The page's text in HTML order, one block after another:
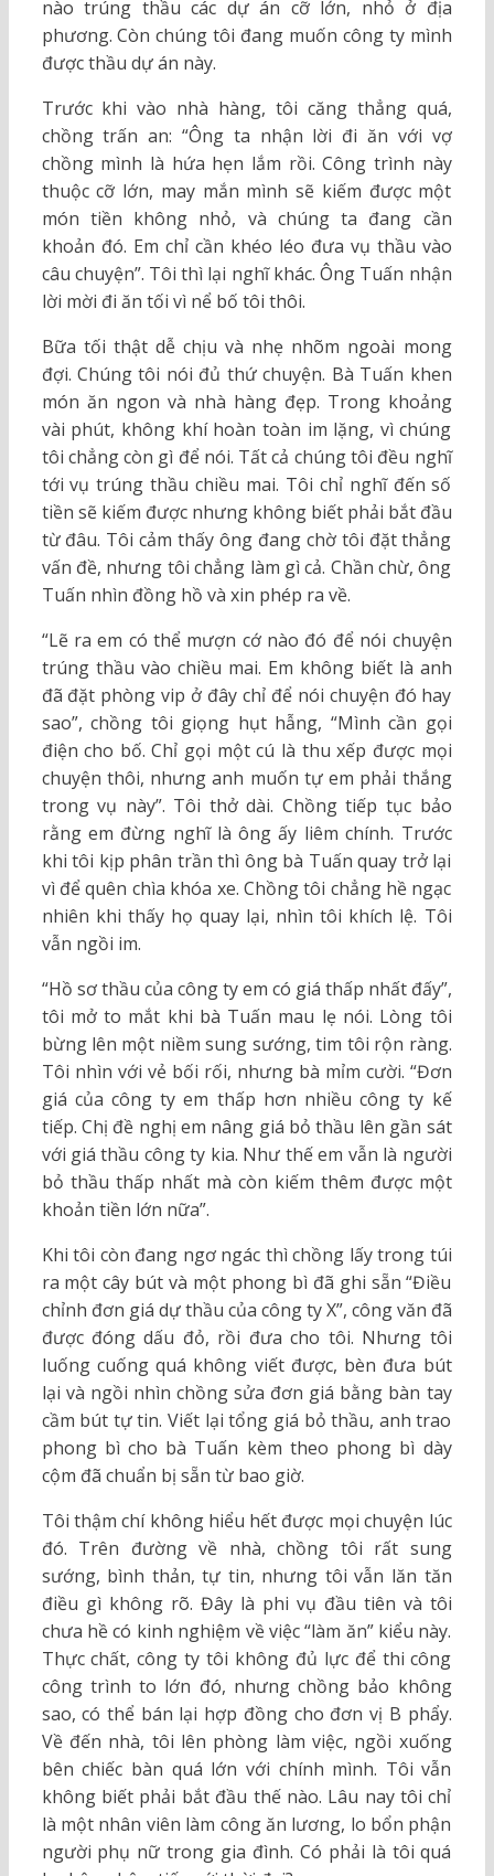
nào trúng thầu các dự án cỡ lớn, nhỏ ở địa
phương. Còn chúng tôi đang muốn công ty mình
được thầu dự án này.
Trước khi vào nhà hàng, tôi căng thẳng quá,
chồng trấn an: “Ông ta nhận lời đi ăn với vợ
chồng mình là hứa hẹn lắm rồi. Công trình này
thuộc cỡ lớn, may mắn mình sẽ kiếm được một
món tiền không nhỏ, và chúng ta đang cần
khoản đó. Em chỉ cần khéo léo đưa vụ thầu vào
câu chuyện”. Tôi thì lại nghĩ khác. Ông Tuấn nhận
lời mời đi ăn tối vì nể bố tôi thôi.
Bữa tối thật dễ chịu và nhẹ nhõm ngoài mong
đợi. Chúng tôi nói đủ thứ chuyện. Bà Tuấn khen
món ăn ngon và nhà hàng đẹp. Trong khoảng
vài phút, không khí hoàn toàn im lặng, vì chúng
tôi chẳng còn gì để nói. Tất cả chúng tôi đều nghĩ
tới vụ trúng thầu chiều mai. Tôi chỉ nghĩ đến số
tiền sẽ kiếm được nhưng không biết phải bắt đầu
từ đâu. Tôi cảm thấy ông đang chờ tôi đặt thẳng
vấn đề, nhưng tôi chẳng làm gì cả. Chần chừ, ông
Tuấn nhìn đồng hồ và xin phép ra về.
“Lẽ ra em có thể mượn cớ nào đó để nói chuyện
trúng thầu vào chiều mai. Em không biết là anh
đã đặt phòng vip ở đây chỉ để nói chuyện đó hay
sao”, chồng tôi giọng hụt hẫng, “Mình cần gọi
điện cho bố. Chỉ gọi một cú là thu xếp được mọi
chuyện thôi, nhưng anh muốn tự em phải thắng
trong vụ này”. Tôi thở dài. Chồng tiếp tục bảo
rằng em đừng nghĩ là ông ấy liêm chính. Trước
khi tôi kịp phân trần thì ông bà Tuấn quay trở lại
vì để quên chìa khóa xe. Chồng tôi chẳng hề ngạc
nhiên khi thấy họ quay lại, nhìn tôi khích lệ. Tôi
vẫn ngồi im.
“Hồ sơ thầu của công ty em có giá thấp nhất đấy”,
tôi mở to mắt khi bà Tuấn mau lẹ nói. Lòng tôi
bừng lên một niềm sung sướng, tim tôi rộn ràng.
Tôi nhìn với vẻ bối rối, nhưng bà mỉm cười. “Đơn
giá của công ty em thấp hơn nhiều công ty kế
tiếp. Chị đề nghị em nâng giá bỏ thầu lên gần sát
với giá thầu công ty kia. Như thế em vẫn là người
bỏ thầu thấp nhất mà còn kiếm thêm được một
khoản tiền lớn nữa”.
Khi tôi còn đang ngơ ngác thì chồng lấy trong túi
ra một cây bút và một phong bì đã ghi sẵn “Điều
chỉnh đơn giá dự thầu của công ty X”, công văn đã
được đóng dấu đỏ, rồi đưa cho tôi. Nhưng tôi
luống cuống quá không viết được, bèn đưa bút
lại và ngồi nhìn chồng sửa đơn giá bằng bàn tay
cầm bút tự tin. Viết lại tổng giá bỏ thầu, anh trao
phong bì cho bà Tuấn kèm theo phong bì dày
cộm đã chuẩn bị sẵn từ bao giờ.
Tôi thậm chí không hiểu hết được mọi chuyện lúc
đó. Trên đường về nhà, chồng tôi rất sung
sướng, bình thản, tự tin, nhưng tôi vẫn lăn tăn
điều gì không rõ. Đây là phi vụ đầu tiên và tôi
chưa hề có kinh nghiệm về việc “làm ăn” kiểu này.
Thực chất, công ty tôi không đủ lực để thi công
công trình to lớn đó, nhưng chồng bảo không
sao, có thể bán lại hợp đồng cho đơn vị B phẩy.
Về đến nhà, tôi lên phòng làm việc, ngồi xuống
bên chiếc bàn quá lớn với chính mình. Tôi vẫn
không biết phải bắt đầu thế nào. Lâu nay tôi chỉ
là một nhân viên làm công ăn lương, lo bổn phận
người phụ nữ trong gia đình. Có phải là tôi quá